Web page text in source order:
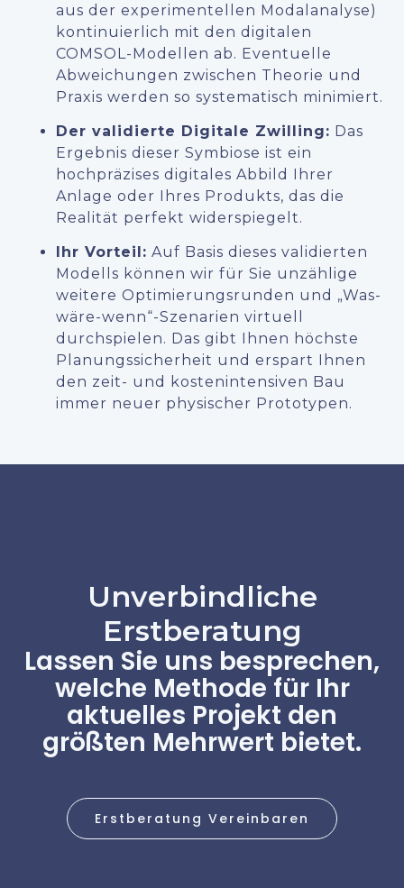
aus der experimentellen Modalanalyse)
kontinuierlich mit den digitalen
COMSOL-Modellen ab. Eventuelle
Abweichungen zwischen Theorie und
Praxis werden so systematisch minimiert.
Der validierte Digitale Zwilling: Das
Ergebnis dieser Symbiose ist ein
hochpräzises digitales Abbild Ihrer
Anlage oder Ihres Produkts, das die
Realität perfekt widerspiegelt.
Ihr Vorteil: Auf Basis dieses validierten
Modells können wir für Sie unzählige
weitere Optimierungsrunden und „Was-
wäre-wenn“-Szenarien virtuell
durchspielen. Das gibt Ihnen höchste
Planungssicherheit und erspart Ihnen
den zeit- und kostenintensiven Bau
immer neuer physischer Prototypen.
Unverbindliche
Erstberatung
Lassen Sie uns besprechen,
welche Methode für Ihr
aktuelles Projekt den
größten Mehrwert bietet.
Erstberatung Vereinbaren